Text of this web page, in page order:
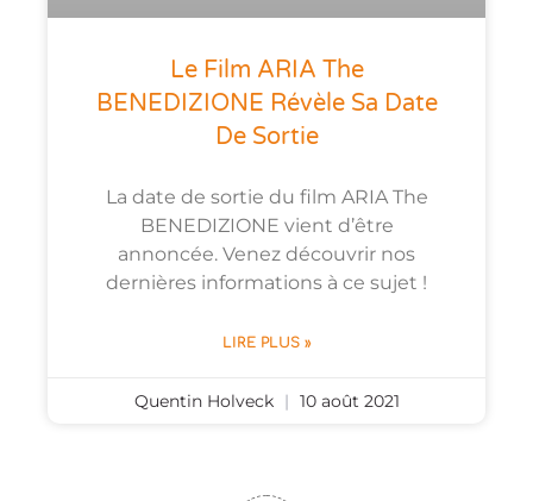
Le Film ARIA The
BENEDIZIONE Révèle Sa Date
De Sortie
La date de sortie du film ARIA The
BENEDIZIONE vient d’être
annoncée. Venez découvrir nos
dernières informations à ce sujet !
LIRE PLUS »
Quentin Holveck 10 août 2021